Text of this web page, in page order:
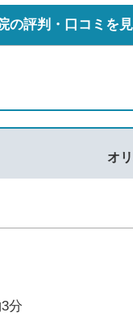
の評判・口コミを
オ
分